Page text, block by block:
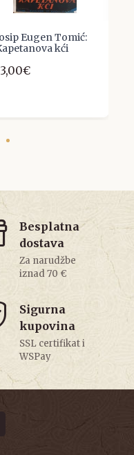
Eugen Tomić:
kći
Besplatna
dostava
Za narudžbe
iznad 70 €
Sigurna
kupovina
SSL certifikat i
WSPay